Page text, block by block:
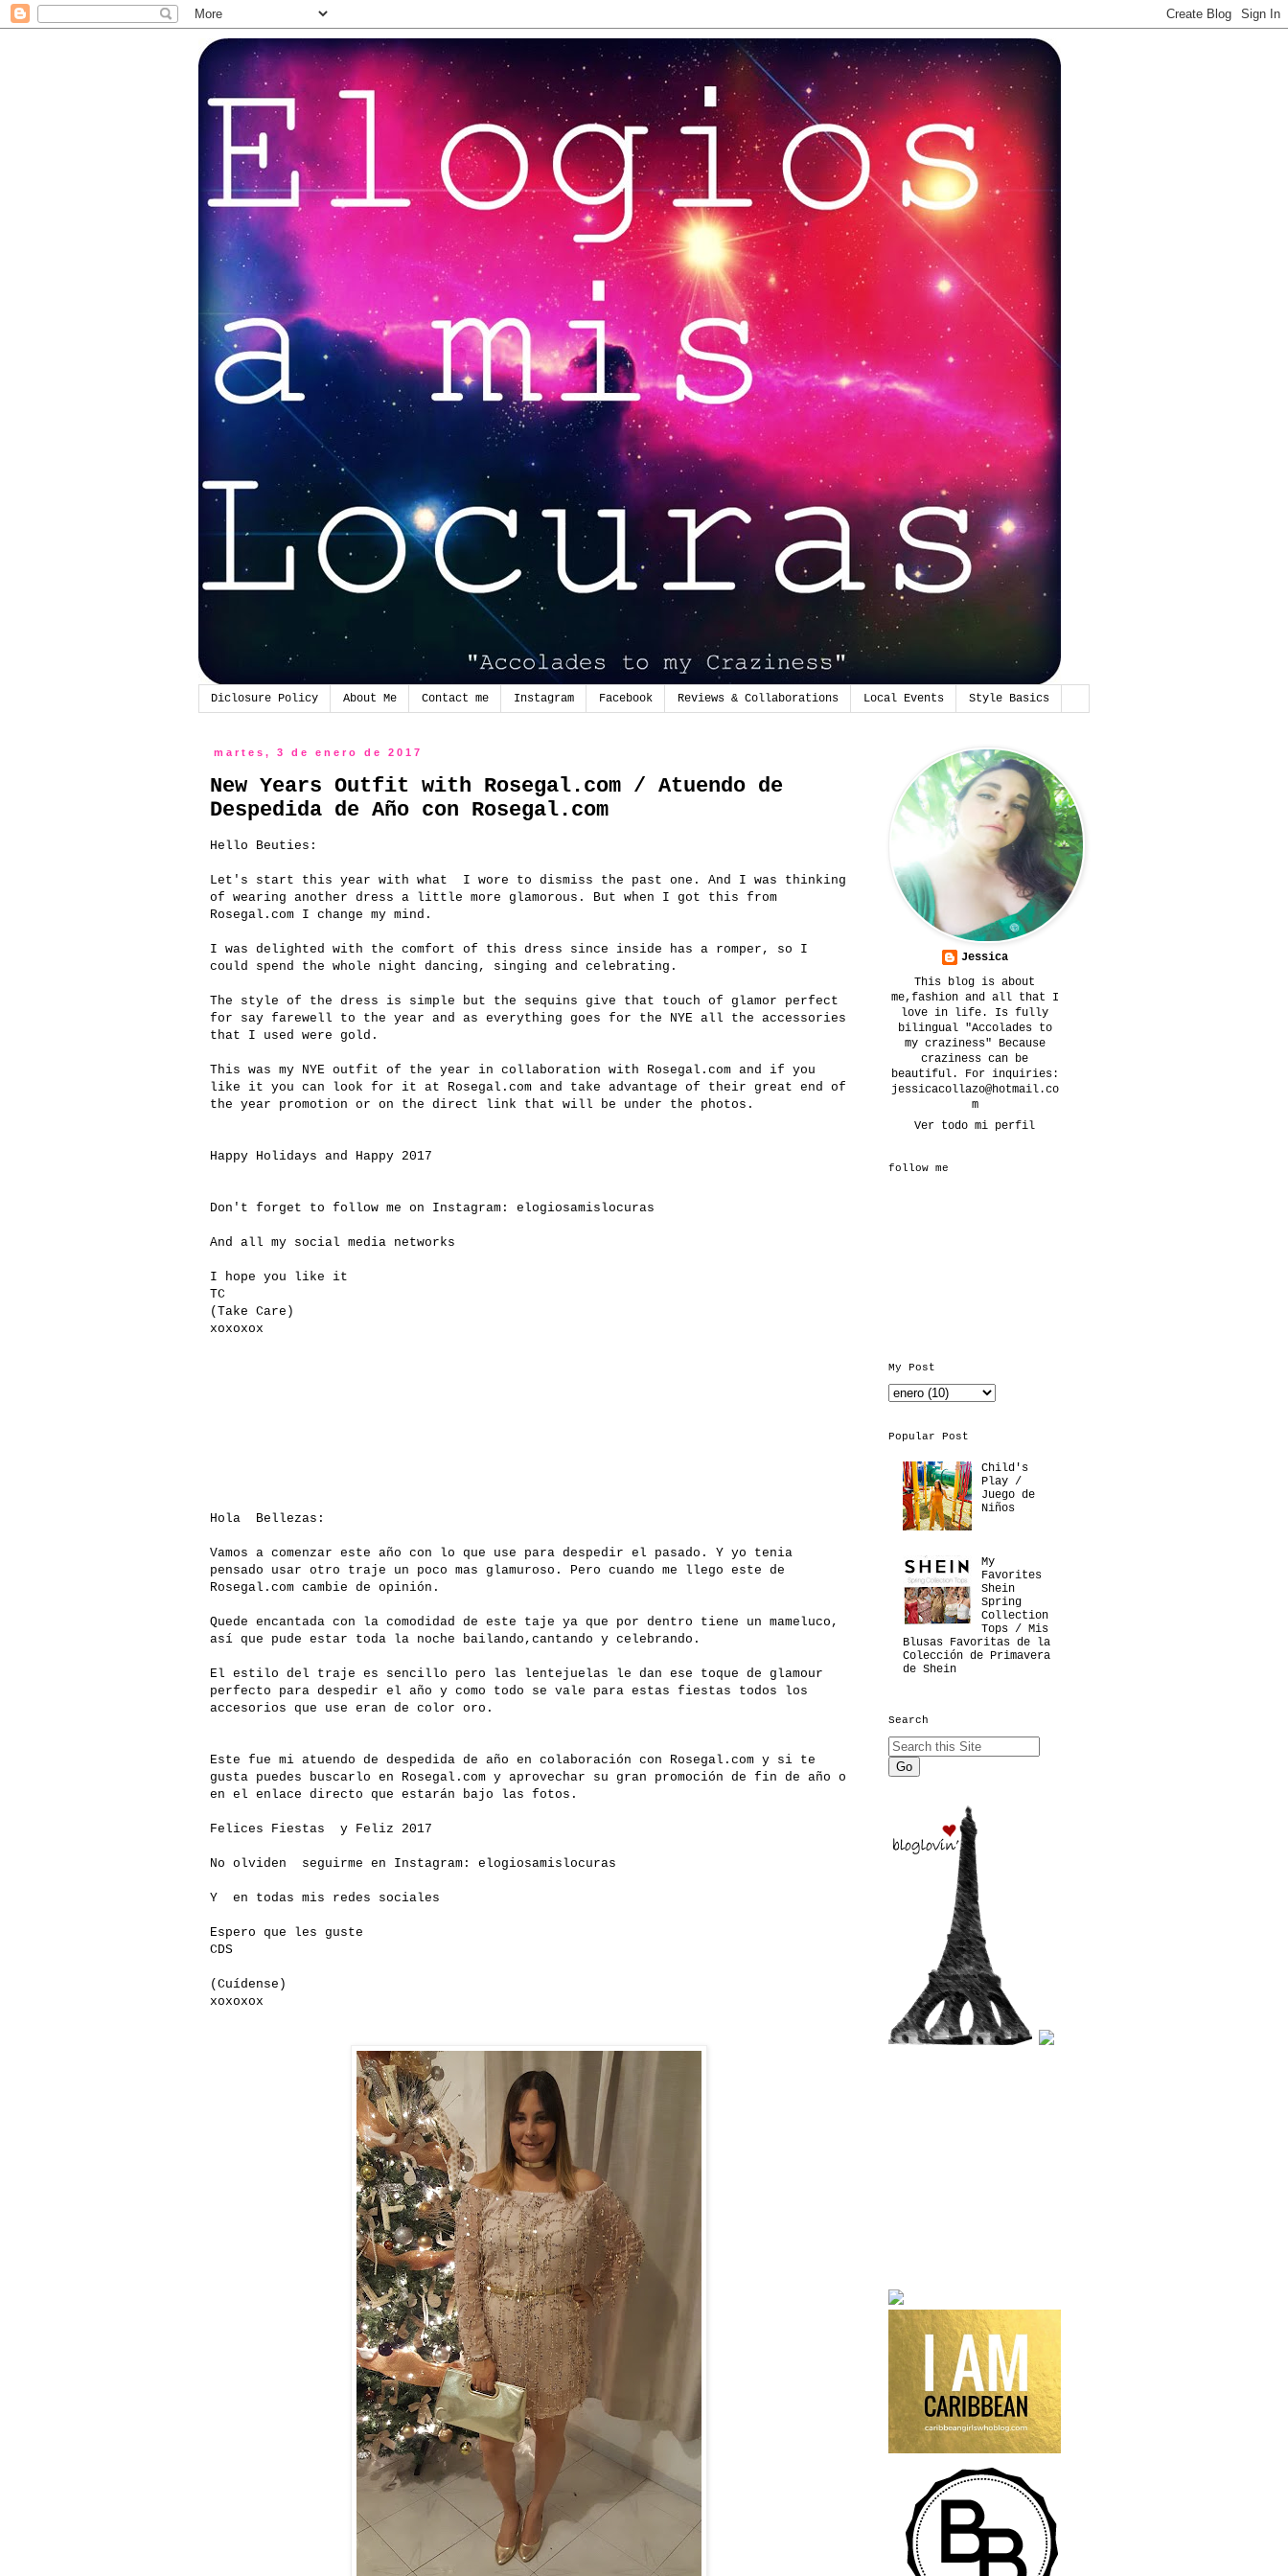
Diclosure Policy About Me Contact me Instagram Facebook Reviews & Collaborations Local Events Style Basics
martes, 3 de enero de 2017
New Years Outfit with Rosegal.com / Atuendo de
Despedida de Año con Rosegal.com
Hello Beuties:
Let's start this year with what I wore to dismiss the past one. And I was thinking
of wearing another dress a little more glamorous. But when I got this from
Rosegal.com I change my mind.
I was delighted with the comfort of this dress since inside has a romper, so I
could spend the whole night dancing, singing and celebrating .
The style of the dress is simple but the sequins give that touch of glamor perfect
for say farewell to the year and as everything goes for the NYE all the accessories
that I used were gold.
This was my NYE outfit of the year in collaboration with Rosegal.com and if you
like it you can look for it at Rosegal.com and take advantage of their great end of
the year promotion or on the direct link that will be under the photos.
Happy Holidays and Happy 2017
Don't forget to follow me on Instagram: elogiosamislocuras
And all my social media networks
I hope you like it
TC
(Take Care)
xoxoxox
Hola Bellezas:
Vamos a comenzar este año con lo que use para despedir el pasado. Y yo tenia
pensado usar otro traje un poco mas glamuroso. Pero cuando me llego este de
Rosegal.com cambie de opinión.
Quede encantada con la comodidad de este taje ya que por dentro tiene un mameluco,
así que pude estar toda la noche bailando,cantando y celebrando.
El estilo del traje es sencillo pero las lentejuelas le dan ese toque de glamour
perfecto para despedir el año y como todo se vale para estas fiestas todos los
accesorios que use eran de color oro.
Este fue mi atuendo de despedida de año en colaboración con Rosegal.com y si te
gusta puedes buscarlo en Rosegal.com y aprovechar su gran promoción de fin de año o
en el enlace directo que estarán bajo las fotos.
Felices Fiestas y Feliz 2017
No olviden seguirme en Instagram: elogiosamislocuras
Y en todas mis redes sociales
Espero que les guste
CDS
(Cuídense)
xoxoxox
Jessica
This blog is about
me,fashion and all that I
love in life. Is fully
bilingual "Accolades to
my craziness" Because
craziness can be
beautiful. For inquiries:
jessicacollazo@hotmail.co
m
Ver todo mi perfil
follow me
My Post
Popular Post
Child's
Play /
Juego de
Niños
My
Favorites
Shein
Spring
Collection
Tops / Mis
Blusas Favoritas de la
Colección de Primavera
de Shein
Search